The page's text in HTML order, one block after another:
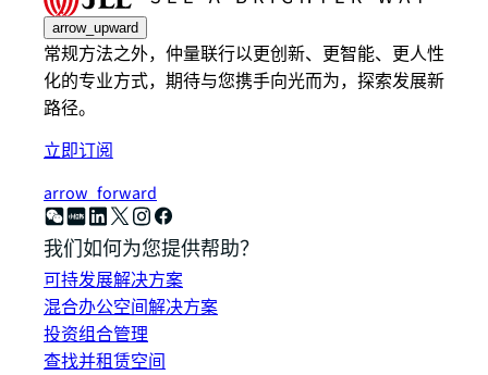
arrow_upward
常规方法之外，仲量联行以更创新、更智能、更人性
化的专业方式，期待与您携手向光而为，探索发展新
路径。
立即订阅
arrow_forward
我们如何为您提供帮助？
可持发展解决方案
混合办公空间解决方案
投资组合管理
查找并租赁空间